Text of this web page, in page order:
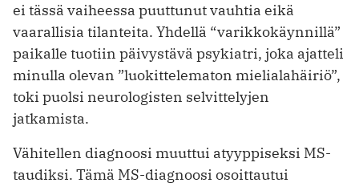
ei tässä vaiheessa puuttunut vauhtia eikä
vaarallisia tilanteita. Yhdellä “varikkokäynnillä”
paikalle tuotiin päivystävä psykiatri, joka ajatteli
minulla olevan ”luokittelematon mielialahäiriö”,
toki puolsi neurologisten selvittelyjen
jatkamista.
Vähitellen diagnoosi muuttui atyyppiseksi MS-
taudiksi. Tämä MS-diagnoosi osoittautui